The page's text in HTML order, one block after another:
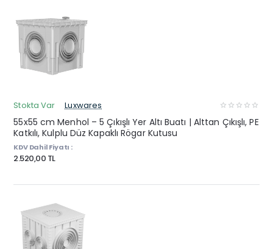
Stokta Var Luxwares
55x55 cm Menhol – 5 Çıkışlı Yer Altı Buatı | Alttan Çıkışlı, PE
Katkılı, Kulplu Düz Kapaklı Rögar Kutusu
KDV Dahil Fiyatı :
2.520,00 TL